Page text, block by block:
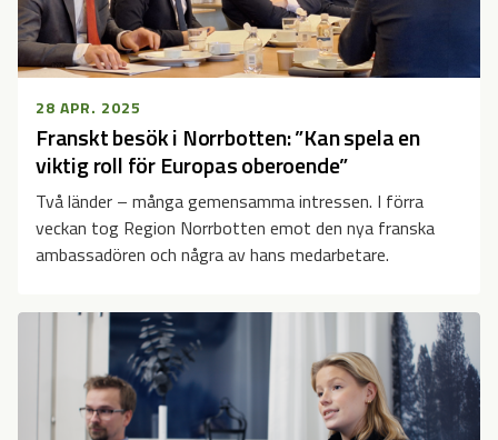
Franskt besök i Norrbotten: ”Kan spela en
viktig roll för Europas oberoende”
28 APR. 2025
Två länder – många gemensamma intressen. I förra
veckan tog Region Norrbotten emot den nya franska
ambassadören och några av hans medarbetare.